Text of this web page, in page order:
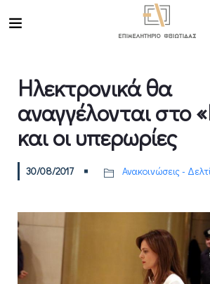
Ηλεκτρονικά θα
αναγγέλονται στο
και οι υπερωρίες
30/08/2017 Ανακοινώσεις -